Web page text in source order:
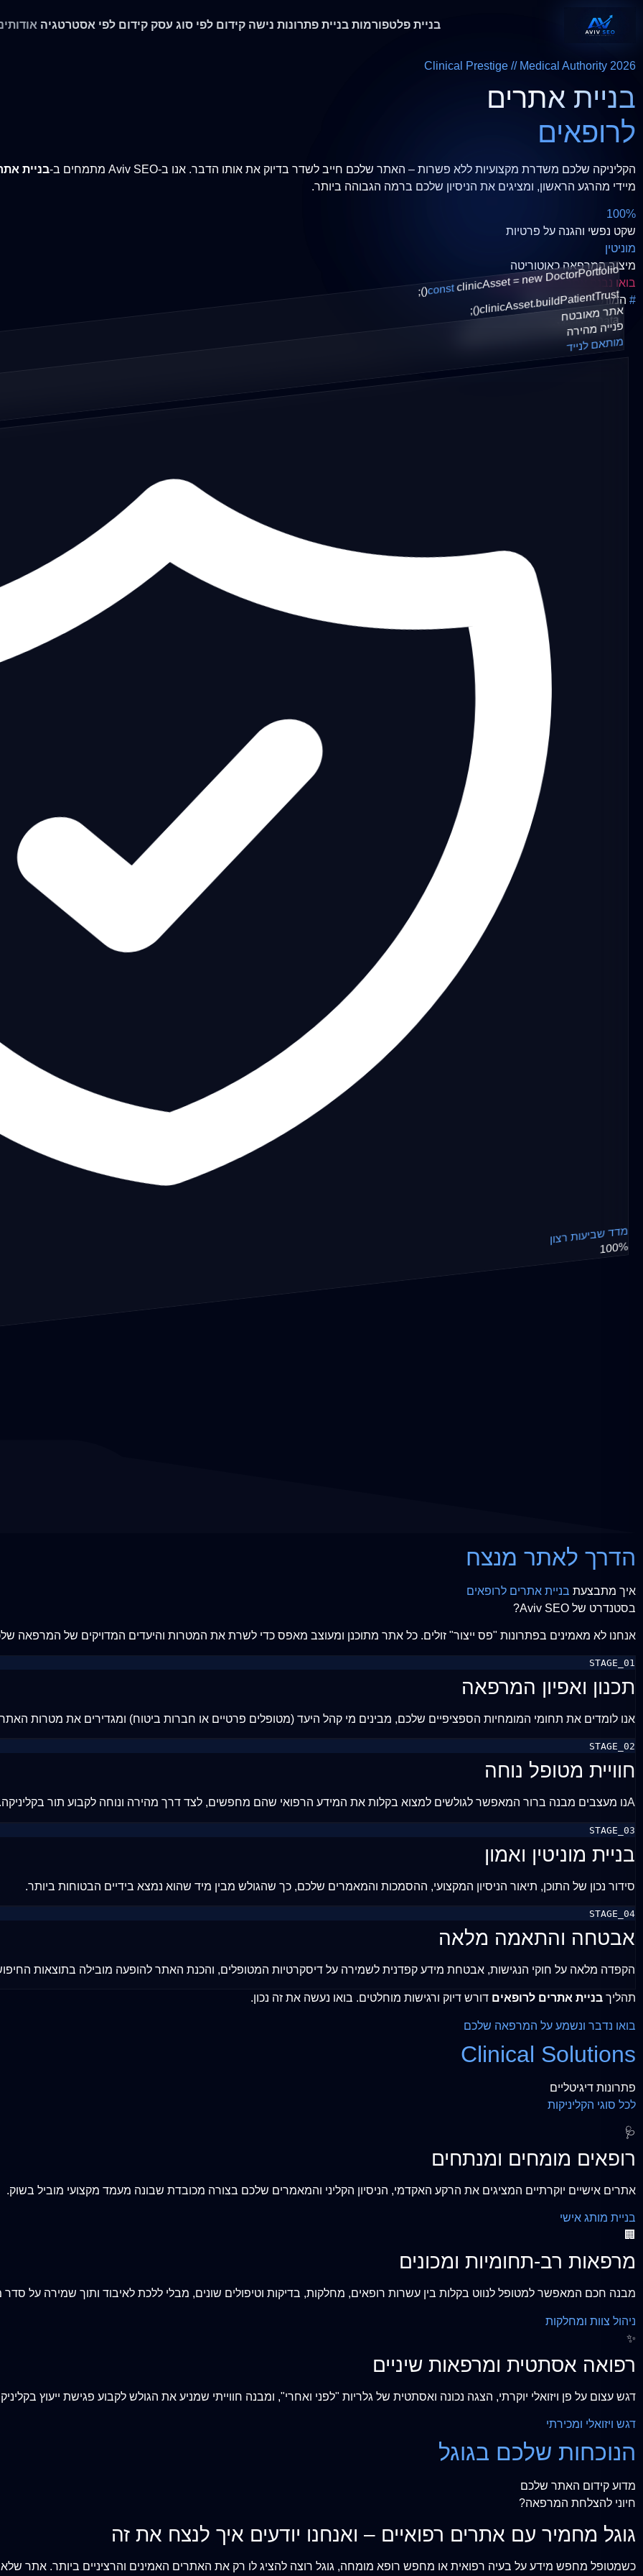
בניית פלטפורמות בניית פתרונות נישה קידום לפי סוג עסק קידום לפי אסטרטגיה
Clinical Prestige // Medical Authority 2026
בניית אתרים
לרופאים
הקליניקה שלכם משדרת מקצועיות ללא פשרות – האתר שלכם חייב לשדר בדיוק את אותו הדבר. אנו ב-Aviv SEO מתמחים ב-
בניית
מיידי מהרגע הראשון, ומציגים את הניסיון שלכם ברמה הגבוהה ביותר.
100%
שקט נפשי והגנה על פרטיות
מוניטין
מיצוב המרפאה כאוטוריטה
בואו נבנה אתר למרפאה שלכם
# המותג המקצועי שלכם
constclinicAsset =new DoctorPortfolio
()
;
clinicAsset.buildPatientTrust
();
secureMedicalData
אתר מאובטח
פנייה מהירה
מותאם לנייד
מדד שביעות רצון
100%
הדרך לאתר מנצח
איך מתבצעת בניית אתרים לרופאים
בסטנדרט של Aviv SEO?
אנחנו לא מאמינים בפתרונות "פס ייצור" זולים. כל אתר מתוכנן ומעוצב מאפס כדי לשרת את המטרות והיעדים המדויקים של המרפאה
STAGE_01
תכנון ואפיון המרפאה
אנו לומדים את תחומי המומחיות הספציפיים שלכם, מבינים מי קהל היעד (מטופלים פרטיים או חברות ביטוח) ומגדירים את מטרות
STAGE_02
חוויית מטופל נוחה
Aנו מעצבים מבנה ברור המאפשר לגולשים למצוא בקלות את המידע הרפואי שהם מחפשים, לצד דרך מהירה ונוחה לקבוע תור בקליניקה.
STAGE_03
בניית מוניטין ואמון
סידור נכון של התוכן, תיאור הניסיון המקצועי, ההסמכות והמאמרים שלכם, כך שהגולש מבין מיד שהוא נמצא בידיים הבטוחות ביותר.
STAGE_04
אבטחה והתאמה מלאה
הקפדה מלאה על חוקי הנגישות, אבטחת מידע קפדנית לשמירה על דיסקרטיות המטופלים, והכנת האתר להופעה מובילה בתוצאות
תהליך בניית אתרים לרופאים דורש דיוק ורגישות מוחלטים. בואו נעשה את זה נכון.
בואו נדבר ונשמע על המרפאה שלכם
Clinical Solutions
פתרונות דיגיטליים
לכל סוגי הקליניקות
🩺
רופאים מומחים ומנתחים
אתרים אישיים יוקרתיים המציגים את הרקע האקדמי, הניסיון הקליני והמאמרים שלכם בצורה מכובדת שבונה מעמד מקצועי מוביל בשוק.
בניית מותג אישי
🏢
מרפאות רב-תחומיות ומכונים
מבנה חכם המאפשר למטופל לנווט בקלות בין עשרות רופאים, מחלקות, בדיקות וטיפולים שונים, מבלי ללכת לאיבוד ותוך שמירה על סדר
ניהול צוות ומחלקות
✨
רפואה אסתטית ומרפאות שיניים
דגש עצום על פן ויזואלי יוקרתי, הצגה נכונה ואסתטית של גלריות "לפני ואחרי", ומבנה חווייתי שמניע את הגולש לקבוע פגישת ייעוץ
דגש ויזואלי ומכירתי
הנוכחות שלכם בגוגל
מדוע קידום האתר שלכם
חיוני להצלחת המרפאה?
גוגל מחמיר עם אתרים רפואיים – ואנחנו יודעים איך לנצח את זה
כשמטופל מחפש מידע על בעיה רפואית או מחפש רופא מומחה, גוגל רוצה להציג לו רק את האתרים האמינים והרציניים ביותר. אתר שלא